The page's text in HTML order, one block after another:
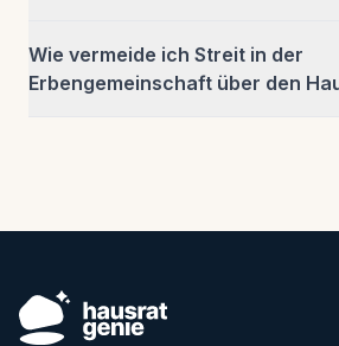
Wie vermeide ich Streit in der
Erbengemeinschaft über den